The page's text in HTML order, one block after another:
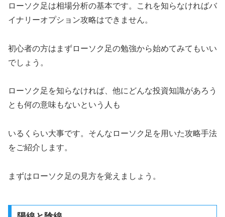
ローソク足は相場分析の基本です。これを知らなければバ
イナリーオプション攻略はできません。
初心者の方はまずローソク足の勉強から始めてみてもいい
でしょう。
ローソク足を知らなければ、他にどんな投資知識があろう
とも何の意味もないという人も
いるくらい大事です。そんなローソク足を用いた攻略手法
をご紹介します。
まずはローソク足の見方を覚えましょう。